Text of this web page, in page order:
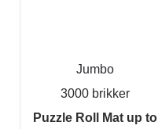
Jumbo
3000 brikker
Puzzle Roll Mat up to